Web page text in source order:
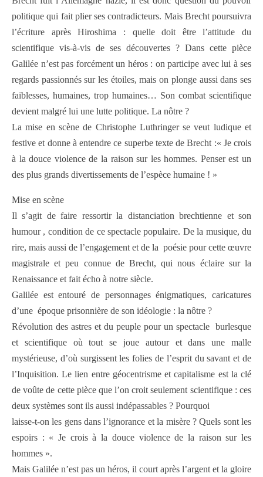
politique qui fait plier ses contradicteurs. Mais Brecht poursuivra
l’écriture après Hiroshima : quelle doit être l’attitude du
scientifique vis-à-vis de ses découvertes ? Dans cette pièce
Galilée n’est pas forcément un héros : on participe avec lui à ses
regards passionnés sur les étoiles, mais on plonge aussi dans ses
faiblesses, humaines, trop humaines… Son combat scientifique
devient malgré lui une lutte politique. La nôtre ?
La mise en scène de Christophe Luthringer se veut ludique et
festive et donne à entendre ce superbe texte de Brecht :« Je crois
à la douce violence de la raison sur les hommes. Penser est un
des plus grands divertissements de l’espèce humaine ! »
Mise en scène
Il s’agit de faire ressortir la distanciation brechtienne et son
humour , condition de ce spectacle populaire. De la musique, du
rire, mais aussi de l’engagement et de la poésie pour cette œuvre
magistrale et peu connue de Brecht, qui nous éclaire sur la
Renaissance et fait écho à notre siècle.
Galilée est entouré de personnages énigmatiques, caricatures
d’une époque prisonnière de son idéologie : la nôtre ?
Révolution des astres et du peuple pour un spectacle burlesque
et scientifique où tout se joue autour et dans une malle
mystérieuse, d’où surgissent les folies de l’esprit du savant et de
l’Inquisition. Le lien entre géocentrisme et capitalisme est la clé
de voûte de cette pièce que l’on croit seulement scientifique : ces
deux systèmes sont ils aussi indépassables ? Pourquoi
laisse-t-on les gens dans l’ignorance et la misère ? Quels sont les
espoirs : « Je crois à la douce violence de la raison sur les
hommes ».
Mais Galilée n’est pas un héros, il court après l’argent et la gloire